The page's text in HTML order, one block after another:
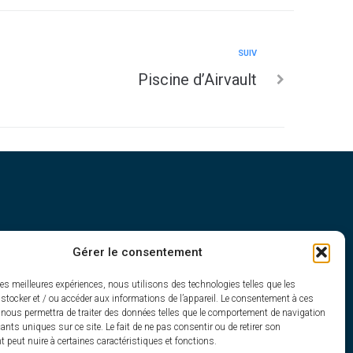
Gérer le consentement
meilleures expériences, nous utilisons des technologies telles que les
et / ou accéder aux informations de l’appareil. Le consentement à ces
permettra de traiter des données telles que le comportement de navigation
uniques sur ce site. Le fait de ne pas consentir ou de retirer son
peut nuire à certaines caractéristiques et fonctions.
SUIV
Piscine d’Airvault